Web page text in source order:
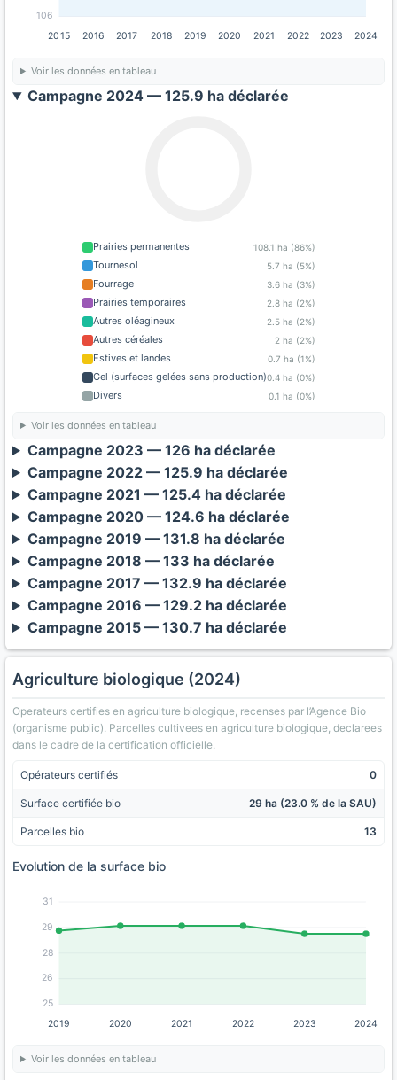
106
2015
2016 2017 2018 2019 2020 2021 2022 2023 2024
Voir les données en tableau
Campagne 2024 — 125.9 ha déclarée
Prairies permanentes 108.1 ha (86%)
Tournesol 5.7 ha (5%)
Fourrage 3.6 ha (3%)
Prairies temporaires 2.8 ha (2%)
Autres oléagineux 2.5 ha (2%)
Autres céréales 2 ha (2%)
Estives et landes 0.7 ha (1%)
Gel (surfaces gelées sans production)0.4 ha (0%)
Divers 0.1 ha (0%)
Voir les données en tableau
Campagne 2023 — 126 ha déclarée
Campagne 2022 — 125.9 ha déclarée
Campagne 2021 — 125.4 ha déclarée
Campagne 2020 — 124.6 ha déclarée
Campagne 2019 — 131.8 ha déclarée
Campagne 2018 — 133 ha déclarée
Campagne 2017 — 132.9 ha déclarée
Campagne 2016 — 129.2 ha déclarée
Campagne 2015 — 130.7 ha déclarée
Agriculture biologique (2024)
Operateurs certifies en agriculture biologique, recenses par l’Agence Bio
(organisme public). Parcelles cultivees en agriculture biologique, declarees
dans le cadre de la certification officielle.
Opérateurs certifiés 0
Surface certifiée bio 29 ha (23.0 % de la SAU)
Parcelles bio 13
Evolution de la surface bio
25
26
28
29
31
2019 2020 2021 2022 2023 2024
Voir les données en tableau